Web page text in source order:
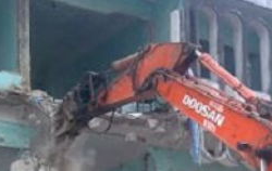
dụng, nhà trong ngõ sâu, hẻm